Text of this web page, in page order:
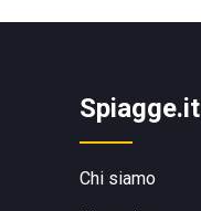
Spiagge.it
Chi siamo